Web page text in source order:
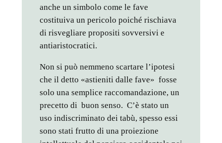
anche un simbolo come le fave
costituiva un pericolo poiché rischiava
di risvegliare propositi sovversivi e
antiaristocratici.
Non si può nemmeno scartare l’ipotesi
che il detto «astieniti dalle fave» fosse
solo una semplice raccomandazione, un
precetto di buon senso. C’è stato un
uso indiscriminato dei tabù, spesso essi
sono stati frutto di una proiezione